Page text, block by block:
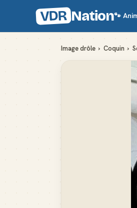
VDR Nation🐾
Image drôle › Coquin ›